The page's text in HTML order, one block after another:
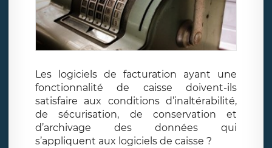
Les logiciels de facturation ayant une
fonctionnalité de caisse doivent-ils
satisfaire aux conditions d’inaltérabilité,
de sécurisation, de conservation et
d’archivage des données qui
s’appliquent aux logiciels de caisse ?